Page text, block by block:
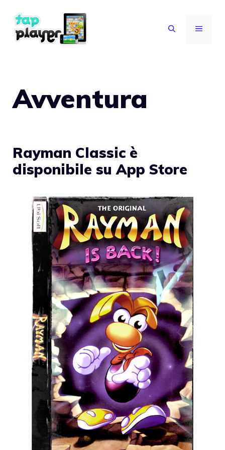
contenuto
MENU
Avventura
Rayman Classic è
disponibile su App Store